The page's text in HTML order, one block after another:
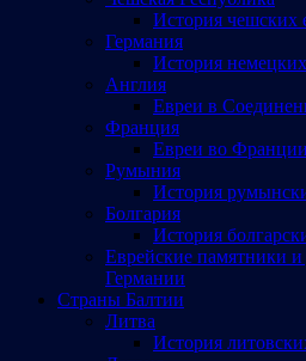
История чешских
Германия
История
Англия
Евреи в
Франция
Евреи во Франции
Румыния
История
Болгария
История
Еврейские памятники и
Германии
Страны Балтии
Литва
История